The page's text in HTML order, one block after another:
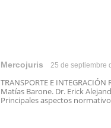
Mercojuris 25 de septiembre
TRANSPORTE E INTEGRACIÓN
Matías Barone. Dr. Erick
Principales aspectos